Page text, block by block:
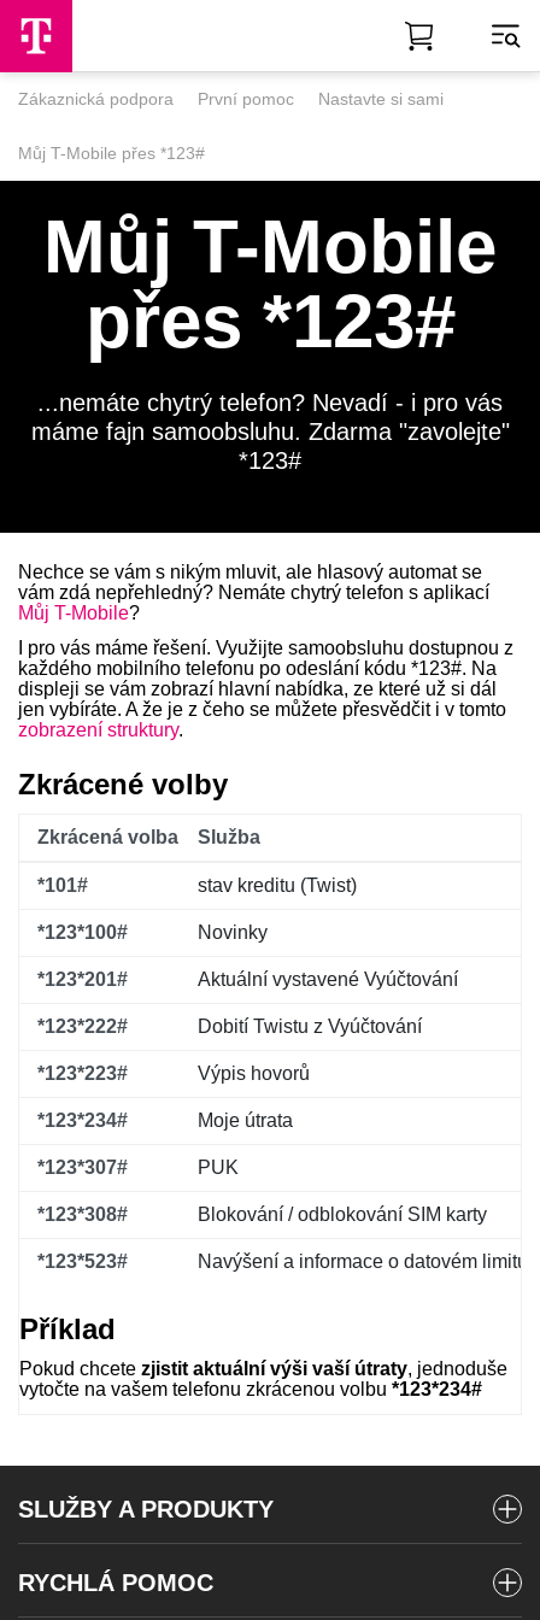
Skip to Main Content
Zákaznická podpora První pomoc Nastavte si sami
Můj T-Mobile přes *123#
Můj T-Mobile
přes *123#
...nemáte chytrý telefon? Nevadí - i pro vás
máme fajn samoobsluhu. Zdarma "zavolejte"
*123#
Nechce se vám s nikým mluvit, ale hlasový automat se
vám zdá nepřehledný? Nemáte chytrý telefon s aplikací
Můj T-Mobile?
I pro vás máme řešení. Využijte samoobsluhu dostupnou z
každého mobilního telefonu po odeslání kódu *123#. Na
displeji se vám zobrazí hlavní nabídka, ze které už si dál
jen vybíráte. A že je z čeho se můžete přesvědčit i v tomto
zobrazení struktury.
Zkrácené volby
Zkrácená volba Služba
*101# stav kreditu (Twist)
*123*100# Novinky
*123*201# Aktuální vystavené Vyúčtování
*123*222# Dobití Twistu z Vyúčtování
*123*223# Výpis hovorů
*123*234# Moje útrata
*123*307# PUK
*123*308# Blokování / odblokování SIM karty
*123*523# Navýšení a informace o datovém limitu
Příklad
Pokud chcete zjistit aktuální výši vaší útraty, jednoduše
vytočte na vašem telefonu zkrácenou volbu *123*234#
SLUŽBY A PRODUKTY
Předplacené karty
RYCHLÁ POMOC